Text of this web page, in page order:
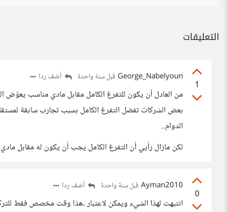
التعليقات
1
George_Nabelyoun قبل سنة واحدة أضف ردا
من العادل أن يكون للتفرغ الكامل مقابل مادي مناسب
بعض الشركات تفضل التفرغ الكامل بسبب تجارب سابقة
الدوام..
لكن مازال رأيي أن التفرغ الكامل يجب أن يكون له مقابل
0
Ayman2010 قبل سنة واحدة أضف ردا